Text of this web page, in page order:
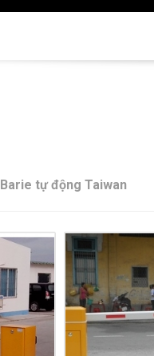
Barie tự động Taiwan